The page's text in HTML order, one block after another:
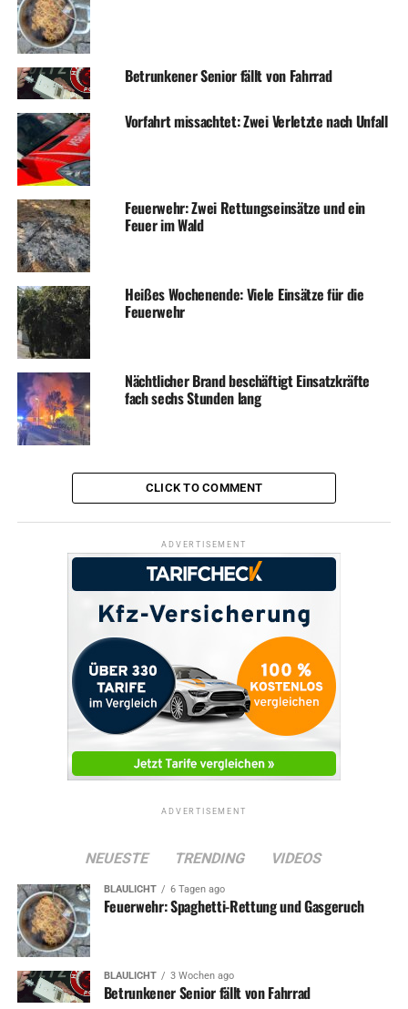
Betrunkener Senior fällt von Fahrrad
Vorfahrt missachtet: Zwei Verletzte nach Unfall
Feuerwehr: Zwei Rettungseinsätze und ein
Feuer im Wald
Heißes Wochenende: Viele Einsätze für die
Feuerwehr
Nächtlicher Brand beschäftigt Einsatzkräfte
fach sechs Stunden lang
CLICK TO COMMENT
ADVERTISEMENT
ADVERTISEMENT
NEUESTE TRENDING VIDEOS
BLAULICHT 6 Tagen ago
Feuerwehr: Spaghetti-Rettung und Gasgeruch
BLAULICHT 3 Wochen ago
Betrunkener Senior fällt von Fahrrad